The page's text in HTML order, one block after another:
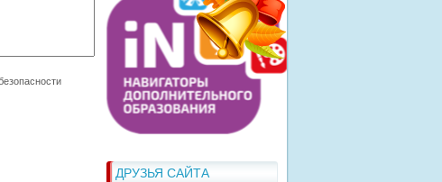
ДРУЗЬЯ САЙТА